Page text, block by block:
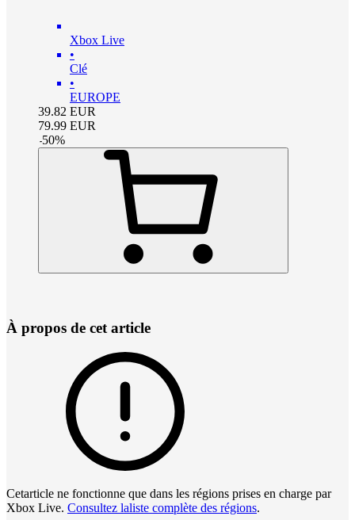
Xbox Live
•
Clé
•
EUROPE
39.82 EUR
79.99 EUR
-50%
À propos de cet article
Cetarticle ne fonctionne que dans les régions prises en charge par
Xbox Live. Consultez laliste complète des régions.